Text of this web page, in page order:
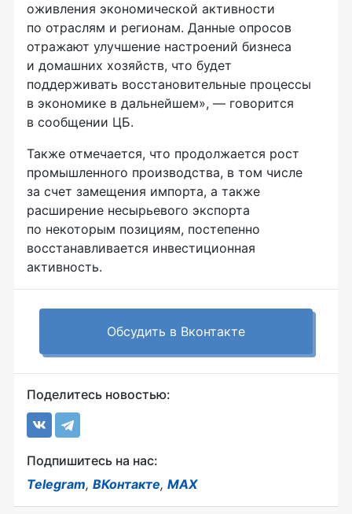
оживления экономической активности
по отраслям и регионам. Данные опросов
отражают улучшение настроений бизнеса
и домашних хозяйств, что будет
поддерживать восстановительные процессы
в экономике в дальнейшем», — говорится
в сообщении ЦБ.
Также отмечается, что продолжается рост
промышленного производства, в том числе
за счет замещения импорта, а также
расширение несырьевого экспорта
по некоторым позициям, постепенно
восстанавливается инвестиционная
активность.
Обсудить в Вконтакте
Поделитесь новостью:
Подпишитесь на нас:
Telegram, ВКонтакте, MAX